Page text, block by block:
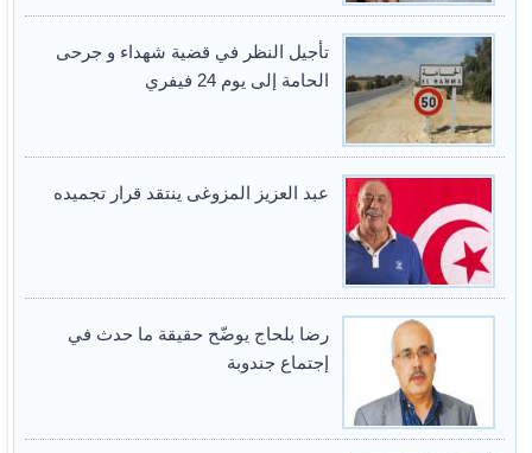
تأجيل النظر في قضية شهداء و جرحى
الحامة إلى يوم 24 فيفري
عبد العزيز المزوغى ينتقد قرار تجميده
رضا بلحاج يوضّح حقيقة ما حدث في
إجتماع جندوبة